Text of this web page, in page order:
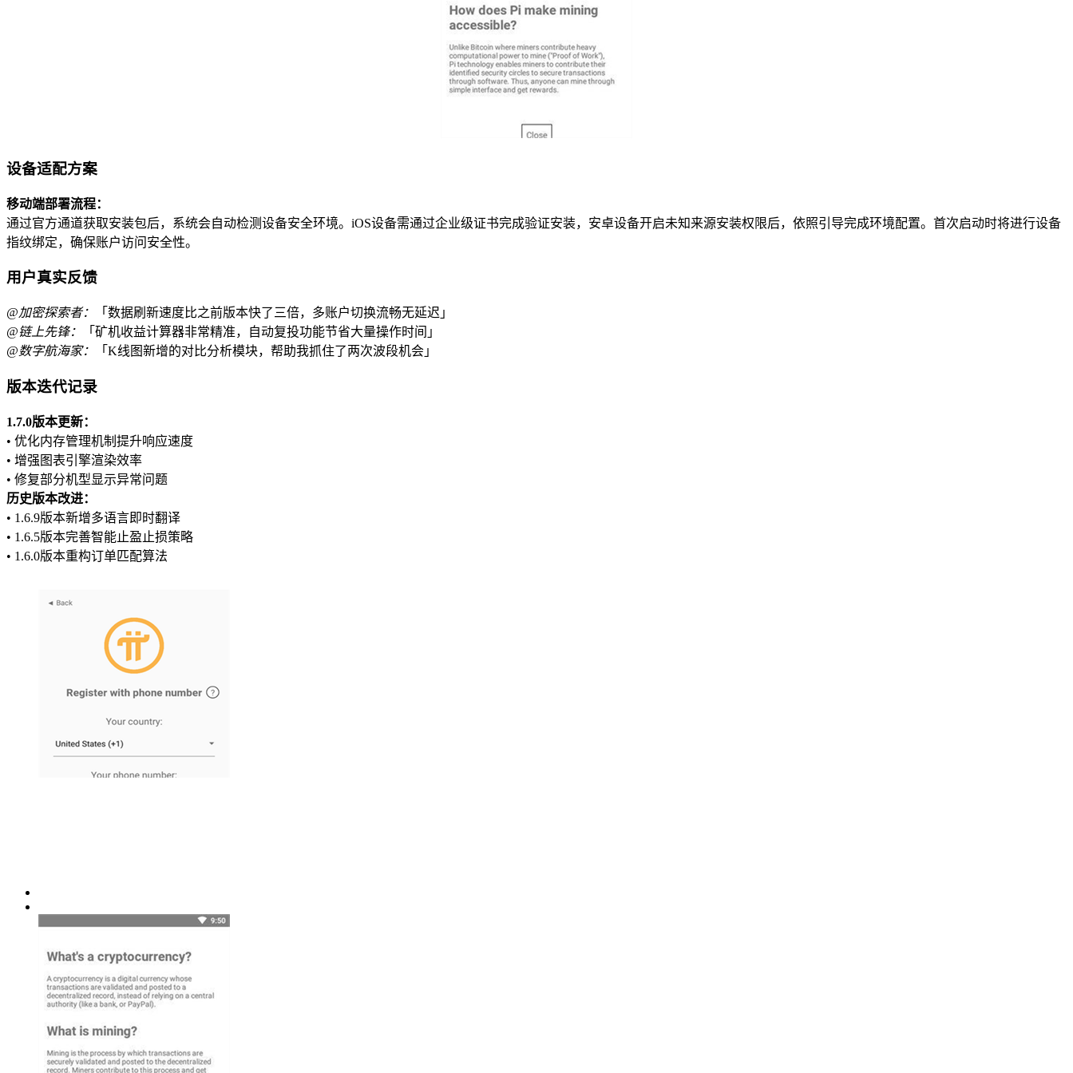
设备适配方案
移动端部署流程：
通过官方通道获取安装包后，系统会自动检测设备安全环境。iOS设备需通过企业级证书完成验证安装，安卓设备开启未知来源安装权限后，依照引导完成环境配置。首次启动时将进行设备
指纹绑定，确保账户访问安全性。
用户真实反馈
@加密探索者：
「数据刷新速度比之前版本快了三倍，多账户切换流畅无延迟」
@链上先锋：
「矿机收益计算器非常精准，自动复投功能节省大量操作时间」
@数字航海家：
「K线图新增的对比分析模块，帮助我抓住了两次波段机会」
版本迭代记录
1.7.0版本更新：
• 优化内存管理机制提升响应速度
• 增强图表引擎渲染效率
• 修复部分机型显示异常问题
历史版本改进：
• 1.6.9版本新增多语言即时翻译
• 1.6.5版本完善智能止盈止损策略
• 1.6.0版本重构订单匹配算法